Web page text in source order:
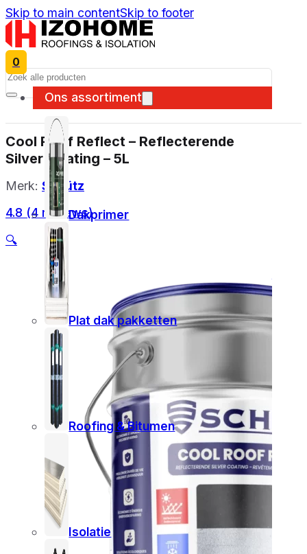
Skip to main contentSkip to footer
0
Ons assortiment
Dakprimer
Plat dak pakketten
Roofing & Bitumen
Isolatie
Search
Cool Roof Reflect – Reflecterende
Silver Coating – 5L
Merk: Schütz
4.8 (4 reviews)
🔍